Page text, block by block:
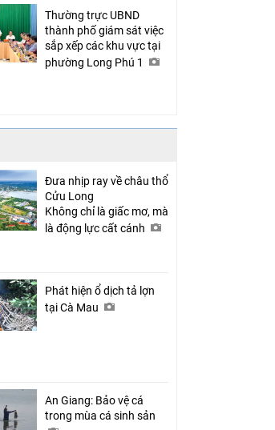
Thường trực UBND
thành phố giám sát việc
sắp xếp các khu vực tại
phường Long Phú 1
Đưa nhịp ray về châu thổ
Cửu Long
Không chỉ là giấc mơ, mà
là động lực cất cánh
Phát hiện ổ dịch tả lợn
tại Cà Mau
An Giang: Bảo vệ cá
trong mùa cá sinh sản